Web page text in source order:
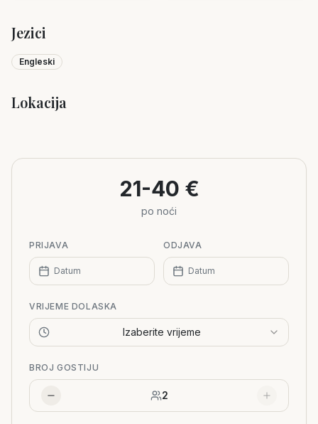
Jezici
Engleski
Lokacija
−
21-40 €
po noći
PRIJAVA
Datum
ODJAVA
Datum
VRIJEME DOLASKA
Izaberite vrijeme
BROJ GOSTIJU
2